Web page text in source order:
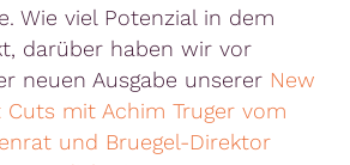
Wie viel Potenzial in dem
darüber haben wir vor
neuen Ausgabe unserer New
mit Achim Truger vom
und Bruegel-Direktor